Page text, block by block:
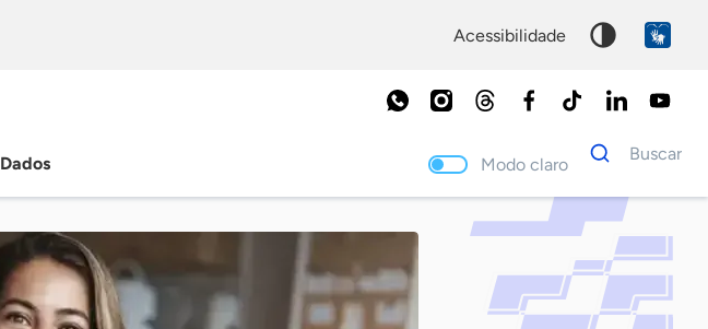
acessibilidade
Dados Modo claro
Dados
para
Buscar
Palavra
chave